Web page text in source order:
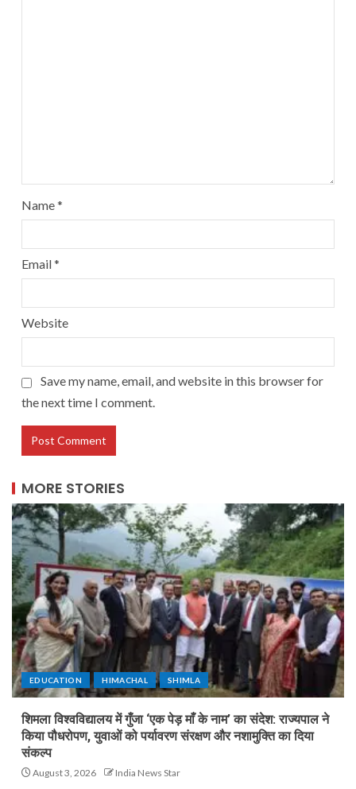
Name*
Email*
Website
Save my name, email, and website in this browser for
the next time I comment.
MORE STORIES
EDUCATION HIMACHAL SHIMLA
शिमला विश्वविद्यालय में गुँजा ‘एक पेड़ माँ के नाम’ का संदेश: राज्यपाल ने
किया पौधरोपण, युवाओं को पर्यावरण संरक्षण और नशामुक्ति का दिया
संकल्प
August 3, 2026 India News Star